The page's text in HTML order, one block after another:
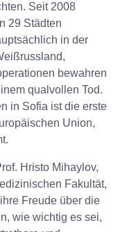
Seit 2008
29 Städten
in der
bewahren
qualvollen Tod.
in Sofia ist die erste
Union,
Hristo Mihaylov,
Fakultät,
Freude über die
wie wichtig es sei,